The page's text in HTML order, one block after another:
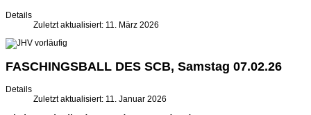
Details
Zuletzt aktualisiert: 11. März 2026
FASCHINGSBALL DES SCB, Samstag 07.02.26
Details
Zuletzt aktualisiert: 11. Januar 2026